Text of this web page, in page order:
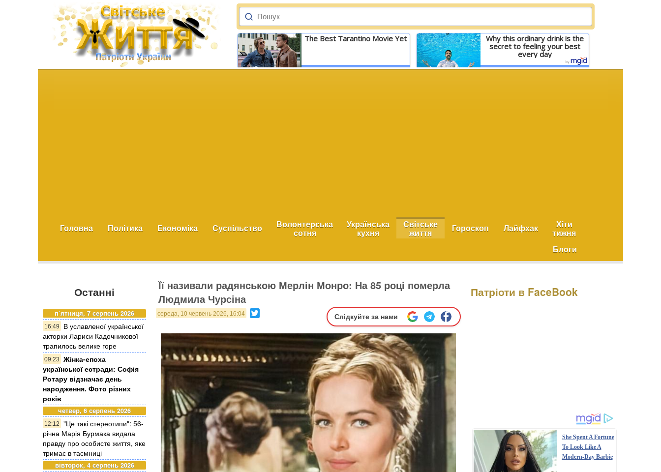
The Best Tarantino Movie Yet
Детальніше
Why this ordinary drink is the
secret to feeling your best
every day
Детальніше
Головна Політика Економіка Суспільство Волонтерська
сотня
Українська
кухня
Світське
життя Гороскоп Лайфхак Хіти
тижня
Блоги
Останні
п’ятниця, 7 серпень 2026
16:49
В уславленої української
акторки Лариси Кадочникової
трапилось велике горе
09:23
Жінка-епоха
української естради: Софія
Ротару відзначає день
народження. Фото різних
років
четвер, 6 серпень 2026
12:12
"Це такі стереотипи": 56-
річна Марія Бурмака видала
правду про особисте життя, яке
тримає в таємниці
вівторок, 4 серпень 2026
Її називали радянською Мерлін Монро: На 85 році померла
Людмила Чурсіна
середа, 10 червень 2026, 16:04 Слідкуйте за нами
Патріоти в FaceBook
She Spent A Fortune
To Look Like A
Modern-Day Barbie